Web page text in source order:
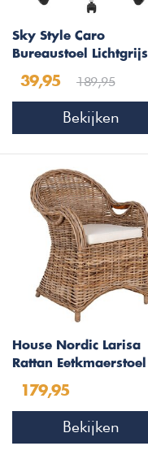
Sky Style Caro
Bureaustoel Lichtgrijs
39,95 189,95
Bekijken
House Nordic Larisa
Rattan Eetkmaerstoel
179,95
Bekijken